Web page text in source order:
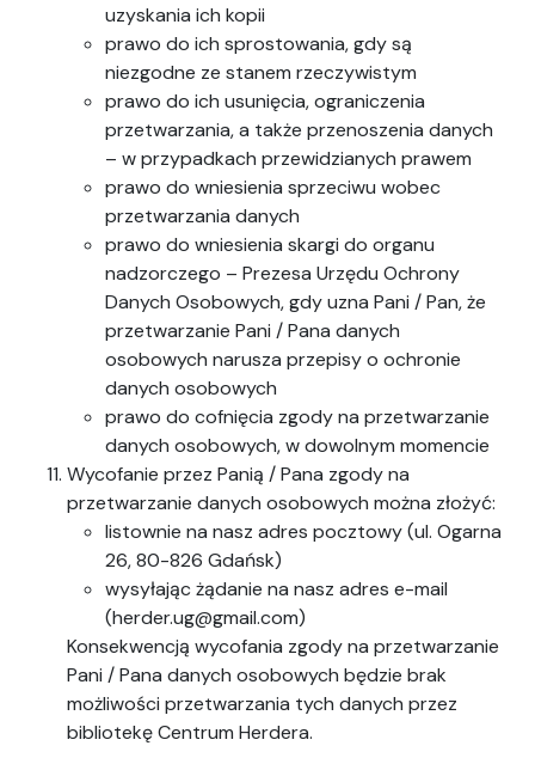
uzyskania ich kopii
prawo do ich sprostowania, gdy są
niezgodne ze stanem rzeczywistym
prawo do ich usunięcia, ograniczenia
przetwarzania, a także przenoszenia danych
– w przypadkach przewidzianych prawem
prawo do wniesienia sprzeciwu wobec
przetwarzania danych
prawo do wniesienia skargi do organu
nadzorczego – Prezesa Urzędu Ochrony
Danych Osobowych, gdy uzna Pani / Pan, że
przetwarzanie Pani / Pana danych
osobowych narusza przepisy o ochronie
danych osobowych
prawo do cofnięcia zgody na przetwarzanie
danych osobowych, w dowolnym momencie
Wycofanie przez Panią / Pana zgody na
przetwarzanie danych osobowych można złożyć:
listownie na nasz adres pocztowy (ul. Ogarna
26, 80-826 Gdańsk)
wysyłając żądanie na nasz adres e-mail
(herder.ug@gmail.com)
Konsekwencją wycofania zgody na przetwarzanie
Pani / Pana danych osobowych będzie brak
możliwości przetwarzania tych danych przez
bibliotekę Centrum Herdera.